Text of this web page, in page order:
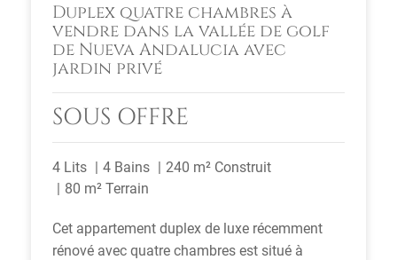
Duplex quatre chambres à
vendre dans la vallée de golf
de Nueva Andalucia avec
jardin privé
SOUS OFFRE
4 Lits 4 Bains
240 m² Construit
80 m² Terrain
Cet appartement duplex de luxe récemment
rénové avec quatre chambres est situé à